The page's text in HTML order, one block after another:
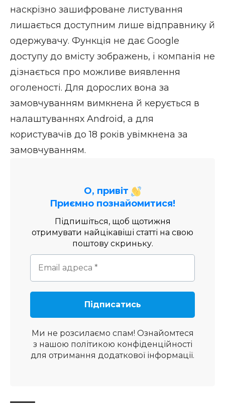
наскрізно зашифроване листування
лишається доступним лише відправнику й
одержувачу. Функція не дає Google
доступу до вмісту зображень, і компанія не
дізнається про можливе виявлення
оголеності. Для дорослих вона за
замовчуванням вимкнена й керується в
налаштуваннях Android, а для
користувачів до 18 років увімкнена за
замовчуванням.
О, привіт
Приємно познайомитися!
Підпишіться, щоб щотижня
отримувати найцікавіші статті на свою
поштову скриньку.
Ми не розсилаємо спам! Ознайомтеся
з нашою політикою конфіденційності
для отримання додаткової інформації.